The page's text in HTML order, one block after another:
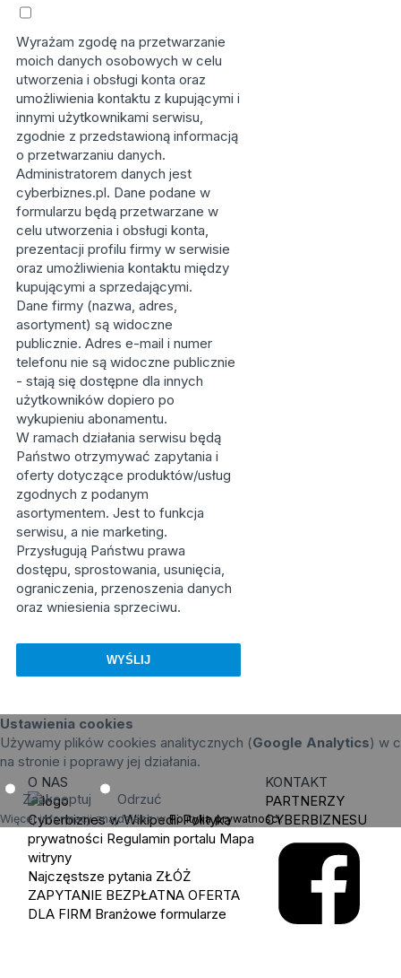
Wyrażam zgodę na przetwarzanie
moich danych osobowych w celu
utworzenia i obsługi konta oraz
umożliwienia kontaktu z kupującymi i
innymi użytkownikami serwisu,
zgodnie z przedstawioną informacją
o przetwarzaniu danych.
Administratorem danych jest
cyberbiznes.pl. Dane podane w
formularzu będą przetwarzane w
celu utworzenia i obsługi konta,
prezentacji profilu firmy w serwisie
oraz umożliwienia kontaktu między
kupującymi a sprzedającymi.
Dane firmy (nazwa, adres,
asortyment) są widoczne
publicznie. Adres e-mail i numer
telefonu nie są widoczne publicznie
- stają się dostępne dla innych
użytkowników dopiero po
wykupieniu abonamentu.
W ramach działania serwisu będą
Państwo otrzymywać zapytania i
oferty dotyczące produktów/usług
zgodnych z podanym
asortymentem. Jest to funkcja
serwisu, a nie marketing.
Przysługują Państwu prawa
dostępu, sprostowania, usunięcia,
ograniczenia, przenoszenia danych
oraz wniesienia sprzeciwu.
Ustawienia cookies
Używamy plików cookies analitycznych (Google Analytics) w
na stronie i poprawy jej działania.
Zaakceptuj Odrzuć
Więcej informacji znajdziesz wPolityka prywatności.
O NAS
Cyberbiznes w Wikipedii Polityka
prywatności Regulamin portalu Mapa
witryny
Najczęstsze pytania ZŁÓŻ
ZAPYTANIE BEZPŁATNA OFERTA
DLA FIRM Branżowe formularze
KONTAKT
PARTNERZY
CYBERBIZNESU